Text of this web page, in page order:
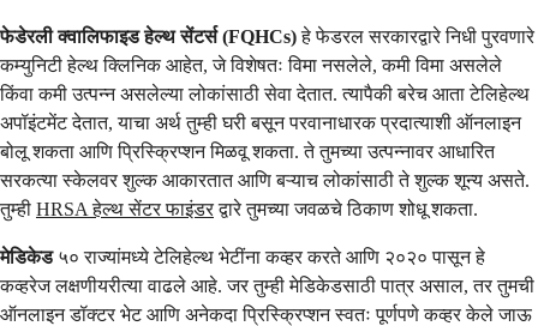
फेडेरली क्वालिफाइड हेल्थ सेंटर्स (FQHCs)हे फेडरल सरकारद्वारे निधी पुरवणारे
कम्युनिटी हेल्थ क्लिनिक आहेत, जे विशेषतः विमा नसलेले, कमी विमा असलेले
किंवा कमी उत्पन्न असलेल्या लोकांसाठी सेवा देतात. त्यापैकी बरेच आता टेलिहेल्थ
अपॉइंटमेंट देतात, याचा अर्थ तुम्ही घरी बसून परवानाधारक प्रदात्याशी ऑनलाइन
बोलू शकता आणि प्रिस्क्रिप्शन मिळवू शकता. ते तुमच्या उत्पन्नावर आधारित
सरकत्या स्केलवर शुल्क आकारतात आणि बऱ्याच लोकांसाठी ते शुल्क शून्य असते.
तुम्ही HRSA हेल्थ सेंटर फाइंडरद्वारे तुमच्या जवळचे ठिकाण शोधू शकता.
मेडिकेड५० राज्यांमध्ये टेलिहेल्थ भेटींना कव्हर करते आणि २०२० पासून हे
कव्हरेज लक्षणीयरीत्या वाढले आहे. जर तुम्ही मेडिकेडसाठी पात्र असाल, तर तुमची
ऑनलाइन डॉक्टर भेट आणि अनेकदा प्रिस्क्रिप्शन स्वतः पूर्णपणे कव्हर केले जाऊ